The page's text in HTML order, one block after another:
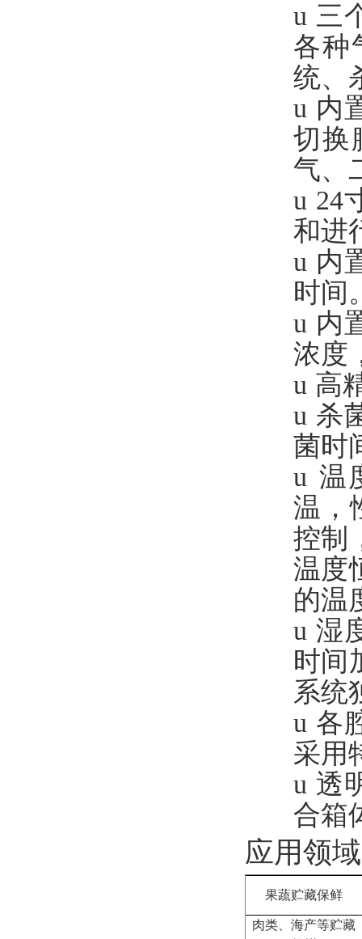
u 三
各种
统、
u 内
切换
气、
u 24
和进
u 内
时间
u 内
浓度
u 高
u 杀
菌时
u 温
温，
控制
温度
的温
u 湿
时间
系统
u 各
采用
u 透
合箱
应用领域
果蔬贮藏保鲜
肉类、海产等贮藏